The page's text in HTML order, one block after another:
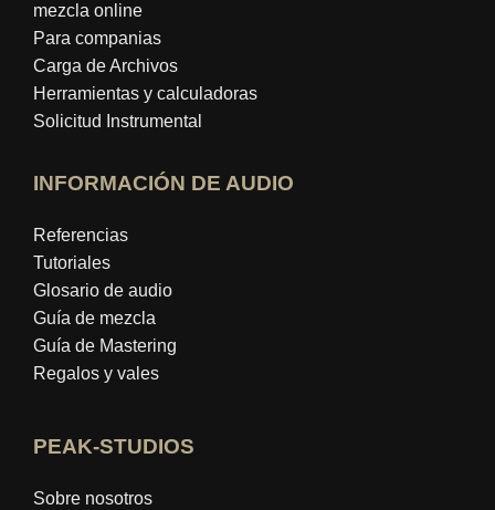
mezcla online
Para companias
Carga de Archivos
Herramientas y calculadoras
Solicitud Instrumental
INFORMACIÓN DE AUDIO
Referencias
Tutoriales
Glosario de audio
Guía de mezcla
Guía de Mastering
Regalos y vales
PEAK-STUDIOS
Sobre nosotros